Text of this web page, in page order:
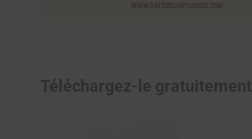
Téléchargez-le gratuitement